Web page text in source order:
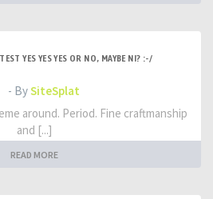
YES YES YES OR NO, MAYBE NI? :-/
- BySiteSplat
around. Period. Fine craftmanship
and [...]
READ MORE